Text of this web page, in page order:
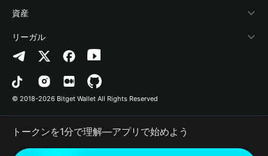
Help Center
お問い合わせ
ブランドリソース
キャリア
Crypto Swap API
Altcoin Season Index
Prediction Markets
DApp
RWA
Bitget Wallet Pay
プロジェクトを掲載
セキュリティ技術
暗号資産を購入
認証検出
コントラクト検出
一括送金
資産
Arbitrum
Avalanche
Bitcoin
Polygon
リーガル
プライバシーポリシー
利用規約
© 2018-2026 Bitget Wallet All Rights Reserved
トークンを1分で理解―アプリで始めよう